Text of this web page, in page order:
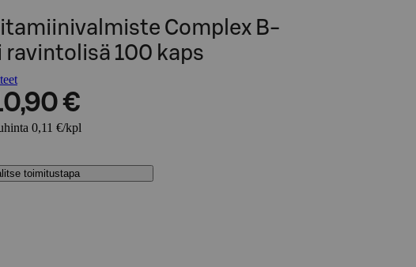
Complex B-
100 kaps
€
0,11 €/kpl
toimitustapa